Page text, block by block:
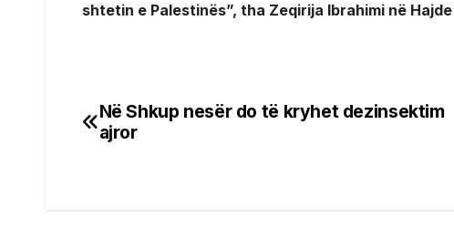
shtetin e Palestinës”, tha Zeqirija Ibrahimi në
Post
Në Shkup nesër do të kryhet dezinsektim
ajror